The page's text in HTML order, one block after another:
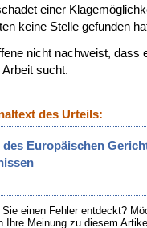
einer
keine Stelle gefunden
nicht nachweist, dass
Arbeit sucht.
des Urteils:
des Europäischen
Sie einen Fehler entdeckt?
Ihre Meinung zu diesem